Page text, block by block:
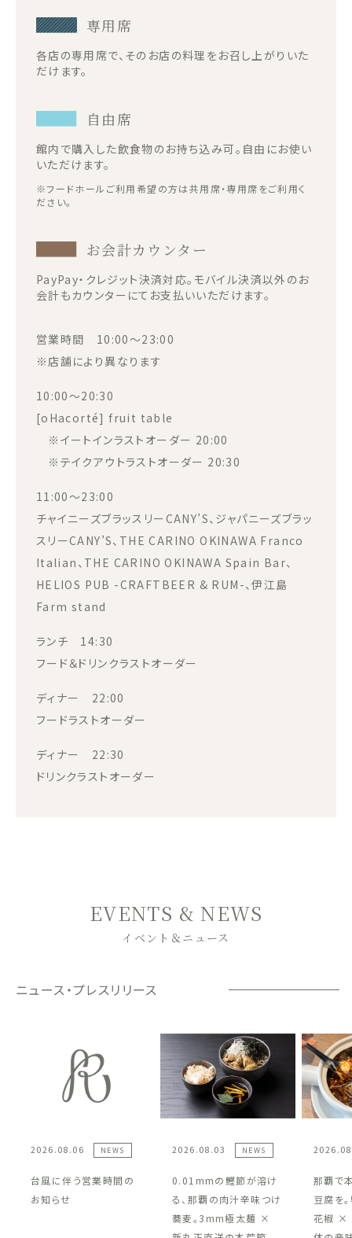
専用席
各店の専用席で、そのお店の料理をお召し上がりいた
だけます。
自由席
館内で購入した飲食物のお持ち込み可。自由にお使い
いただけます。
※フードホールご利用希望の方は共用席・専用席をご利用く
ださい。
お会計カウンター
PayPay・クレジット決済対応。モバイル決済以外のお
会計もカウンターにてお支払いいただけます。
営業時間 10:00～23:00
※店舗により異なります
10:00～20:30
[oHacorté] fruit table
※イートインラストオーダー 20:00
※テイクアウトラストオーダー 20:30
11:00～23:00
チャイニーズブラッスリーCANY’S、ジャパニーズブラッ
スリーCANY’S、THE CARINO OKINAWA Franco
Italian、THE CARINO OKINAWA Spain Bar、
HELIOS PUB -CRAFTBEER & RUM-、伊江島
Farm stand
ランチ 14:30
フード＆ドリンクラストオーダー
ディナー 22:00
フードラストオーダー
ディナー 22:30
ドリンクラストオーダー
EVENTS & NEWS
イベント＆ニュース
ニュース・プレスリリース
2026.08.06 NEWS
台風に伴う営業時間の
お知らせ
2026.08.03 NEWS
0.01mmの鰹節が溶け
る、那覇の肉汁辛味つけ
蕎麦。3mm極太麺 ×
那覇で
豆腐を
花椒 ×